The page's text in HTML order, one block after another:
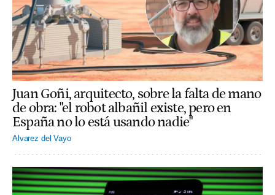
Juan Goñi, arquitecto, sobre la falta de mano
de obra: "el robot albañil existe, pero en
España no lo está usando nadie"
Alvarez del Vayo